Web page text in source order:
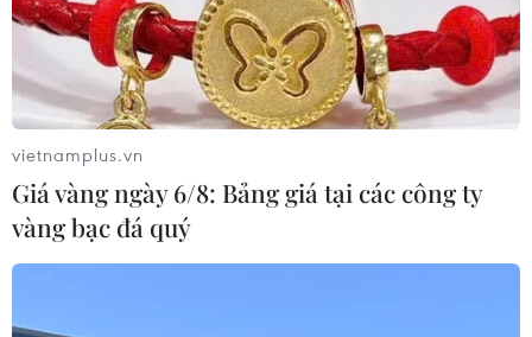
Tòa án Nga lần đầu phán quyết về
bản quyền đối với sản phẩm do AI tạo
ra
03/08/2026 04:28
Tây Ban Nha nỗ lực khôi phục trật tự
vietnamplus.vn
Giá vàng ngày 6/8: Bảng giá tại các công ty
vàng bạc đá quý